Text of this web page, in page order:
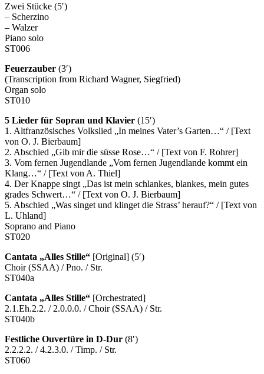
Zwei Stücke (5′)
– Scherzino
– Walzer
Piano solo
ST006
Feuerzauber (3′)
(Transcription from Richard Wagner, Siegfried)
Organ solo
ST010
5 Lieder für Sopran und Klavier (15′)
1. Altfranzösisches Volkslied „In meines Vater’s Garten…“ / [Text
von O. J. Bierbaum]
2. Abschied „Gib mir die süsse Rose…“ / [Text von F. Rohrer]
3. Vom fernen Jugendlande „Vom fernen Jugendlande kommt ein
Klang…“ / [Text von A. Thiel]
4. Der Knappe singt „Das ist mein schlankes, blankes, mein gutes
grades Schwert…“ / [Text von O. J. Bierbaum]
5. Abschied „Was singet und klinget die Strass’ herauf?“ / [Text von
L. Uhland]
Soprano and Piano
ST020
Cantata „Alles Stille“ [Original] (5′)
Choir (SSAA) / Pno. / Str.
ST040a
Cantata „Alles Stille“ [Orchestrated]
2.1.Eh.2.2. / 2.0.0.0. / Choir (SSAA) / Str.
ST040b
Festliche Ouvertüre in D-Dur (8′)
2.2.2.2. / 4.2.3.0. / Timp. / Str.
ST060